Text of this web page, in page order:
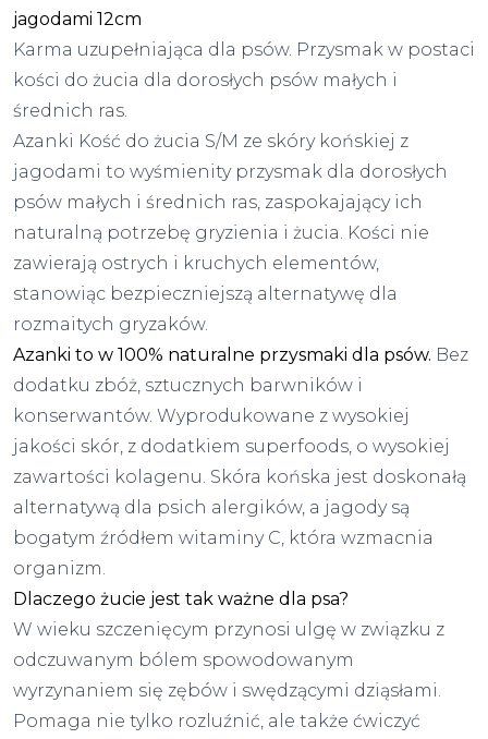
jagodami 12cm
Karma uzupełniająca dla psów. Przysmak w postaci
kości do żucia dla dorosłych psów małych i
średnich ras.
Azanki Kość do żucia S/M ze skóry końskiej z
jagodami to wyśmienity przysmak dla dorosłych
psów małych i średnich ras, zaspokajający ich
naturalną potrzebę gryzienia i żucia. Kości nie
zawierają ostrych i kruchych elementów,
stanowiąc bezpieczniejszą alternatywę dla
rozmaitych gryzaków.
Azanki to w 100% naturalne przysmaki dla psów. Bez
dodatku zbóż, sztucznych barwników i
konserwantów. Wyprodukowane z wysokiej
jakości skór, z dodatkiem superfoods, o wysokiej
zawartości kolagenu. Skóra końska jest doskonałą
alternatywą dla psich alergików, a jagody są
bogatym źródłem witaminy C, która wzmacnia
organizm.
Dlaczego żucie jest tak ważne dla psa?
W wieku szczenięcym przynosi ulgę w związku z
odczuwanym bólem spowodowanym
wyrzynaniem się zębów i swędzącymi dziąsłami.
Pomaga nie tylko rozluźnić, ale także ćwiczyć